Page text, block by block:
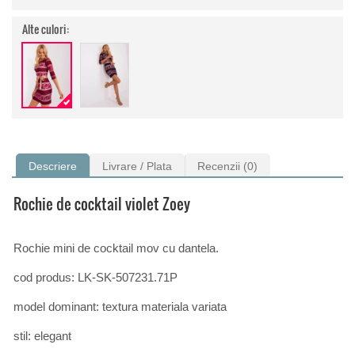
Alte culori:
Descriere Livrare / Plata Recenzii (0)
Rochie de cocktail violet Zoey
Rochie mini de cocktail mov cu dantela.
cod produs: LK-SK-507231.71P
model dominant: textura materiala variata
stil: elegant